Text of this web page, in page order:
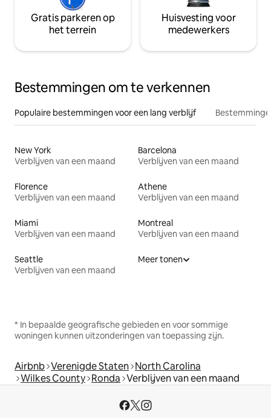
Gratis parkeren op
het terrein
Huisvesting voor
medewerkers
Bestemmingen om te verkennen
Populaire bestemmingen voor een lang verblijf
New York
Verblijven van een maand
Barcelona
Verblijven van een maand
Florence
Verblijven van een maand
Athene
Verblijven van een maand
Miami
Verblijven van een maand
Montreal
Verblijven van een maand
Seattle
Verblijven van een maand
Meer tonen
* In bepaalde geografische gebieden en voor sommige
woningen kunnen uitzonderingen van toepassing zijn.
Airbnb Verenigde Staten North Carolina
Wilkes County Ronda Verblijven van een maand